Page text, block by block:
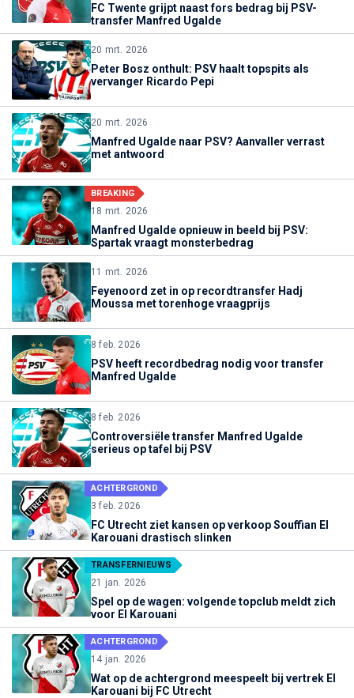
FC Twente grijpt naast fors bedrag bij PSV-
transfer Manfred Ugalde
20 mrt. 2026
Peter Bosz onthult: PSV haalt topspits als
vervanger Ricardo Pepi
20 mrt. 2026
Manfred Ugalde naar PSV? Aanvaller verrast
met antwoord
BREAKING
18 mrt. 2026
Manfred Ugalde opnieuw in beeld bij PSV:
Spartak vraagt monsterbedrag
11 mrt. 2026
Feyenoord zet in op recordtransfer Hadj
Moussa met torenhoge vraagprijs
8 feb. 2026
PSV heeft recordbedrag nodig voor transfer
Manfred Ugalde
8 feb. 2026
Controversiële transfer Manfred Ugalde
serieus op tafel bij PSV
ACHTERGROND
3 feb. 2026
FC Utrecht ziet kansen op verkoop Souffian El
Karouani drastisch slinken
TRANSFERNIEUWS
21 jan. 2026
Spel op de wagen: volgende topclub meldt zich
voor El Karouani
ACHTERGROND
14 jan. 2026
Wat op de achtergrond meespeelt bij vertrek El
Karouani bij FC Utrecht